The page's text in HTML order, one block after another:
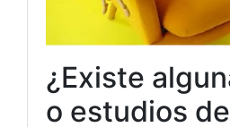
¿Existe
o estudios